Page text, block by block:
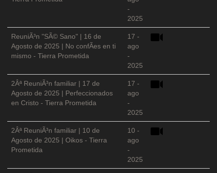
-
2025
ReuniÃ³n "SÃ© Sano" | 16 de
Agosto de 2025 | No confÃ­es en ti
mismo - Tierra Prometida
17 -
ago
-
2025
2Âª ReuniÃ³n familiar | 17 de
Agosto de 2025 | Perfeccionados
en Cristo - Tierra Prometida
17 -
ago
-
2025
2Âª ReuniÃ³n familiar | 10 de
Agosto de 2025 | Oikos - Tierra
Prometida
10 -
ago
-
2025